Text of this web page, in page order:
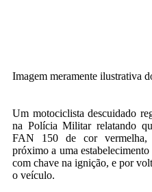
Imagem meramente ilustrativa
Um motociclista descuidado
na Polícia Militar relatando
FAN 150 de cor vermelha,
próximo a uma
com chave na ignição, e por
o veículo.